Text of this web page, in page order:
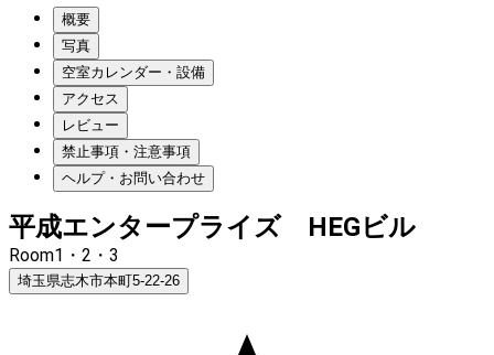
概要
写真
空室カレンダー・設備
アクセス
レビュー
禁止事項・注意事項
ヘルプ・お問い合わせ
平成エンタープライズ HEGビル
Room1・2・3
埼玉県志木市本町5-22-26